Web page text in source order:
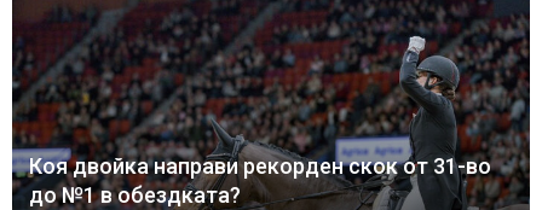
Коя двойка направи рекорден скок от 31-во
до №1 в обездката?